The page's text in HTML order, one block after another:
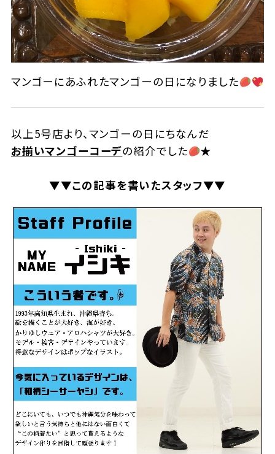
マンゴーにあふれたマンゴーの日になりました
以上5号店より、マンゴーの日にちなんだ
お揃いマンゴーコーデの紹介でした ★
▼▼この記事を書いたスタッフ▼▼